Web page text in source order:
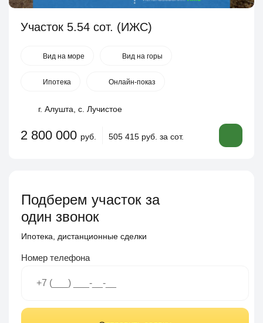
Участок 5.54 сот. (ИЖС)
Вид на море Вид на горы
Ипотека Онлайн-показ
г. Алушта, с. Лучистое
2 800 000 руб. 505 415 руб. за сот.
Подберем участок за
один звонок
Ипотека, дистанционные сделки
Номер телефона